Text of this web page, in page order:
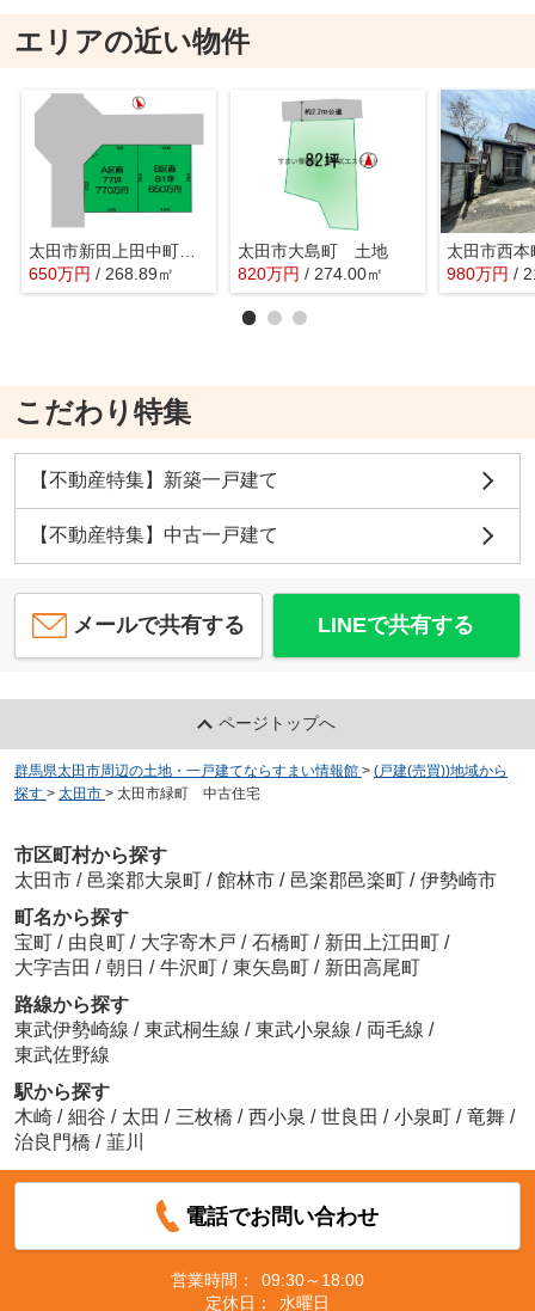
エリアの近い物件
太田市新田上田中町 売土地
650万円 / 268.89㎡
太田市大島町 土地
820万円 / 274.00㎡
太田市西
980万円 /
こだわり特集
【不動産特集】新築一戸建て
【不動産特集】中古一戸建て
メールで共有する LINEで共有する
ページトップへ
群馬県太田市周辺の土地・一戸建てならすまい情報館 > (戸建(売買))地域から
探す > 太田市 > 太田市緑町 中古住宅
市区町村から探す
太田市 / 邑楽郡大泉町 / 館林市 / 邑楽郡邑楽町 / 伊勢崎市
町名から探す
宝町 / 由良町 / 大字寄木戸 / 石橋町 / 新田上江田町 /
大字吉田 / 朝日 / 牛沢町 / 東矢島町 / 新田高尾町
路線から探す
東武伊勢崎線 / 東武桐生線 / 東武小泉線 / 両毛線 /
東武佐野線
駅から探す
木崎 / 細谷 / 太田 / 三枚橋 / 西小泉 / 世良田 / 小泉町 / 竜舞 /
治良門橋 / 韮川
電話でお問い合わせ
営業時間：
09:30～18:00
定休日：
水曜日